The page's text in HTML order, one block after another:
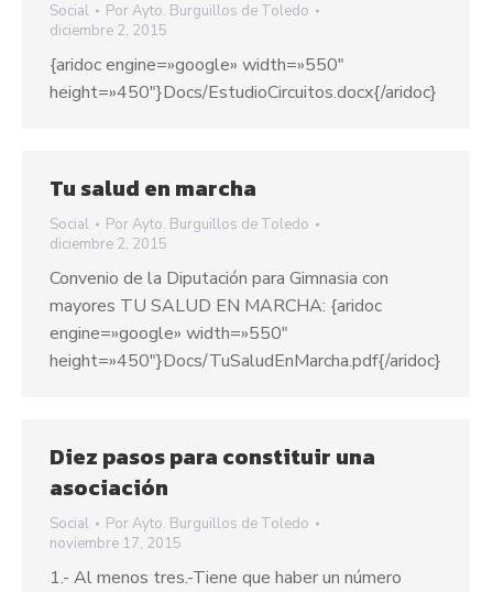
Social PorAyto. Burguillos de Toledo
diciembre 2, 2015
{aridoc engine=»google» width=»550″
height=»450″}Docs/EstudioCircuitos.docx{/aridoc}
Tu salud en marcha
Social PorAyto. Burguillos de Toledo
diciembre 2, 2015
Convenio de la Diputación para Gimnasia con
mayores TU SALUD EN MARCHA: {aridoc
engine=»google» width=»550″
height=»450″}Docs/TuSaludEnMarcha.pdf{/aridoc}
Diez pasos para constituir una
asociación
Social PorAyto. Burguillos de Toledo
noviembre 17, 2015
1.- Al menos tres.-Tiene que haber un número